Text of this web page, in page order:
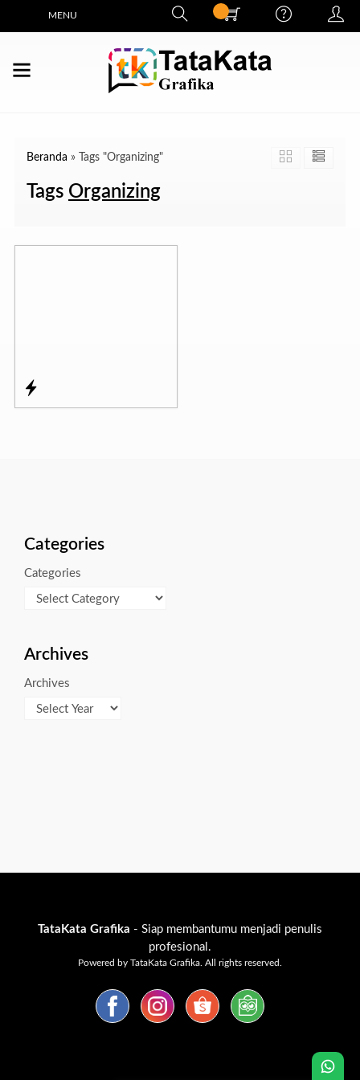
MENU
Beranda » Tags "Organizing"
Tags Organizing
Categories
Categories
Archives
Archives
TataKata Grafika - Siap membantumu menjadi penulis
profesional.
Powered by TataKata Grafika. All rights reserved.